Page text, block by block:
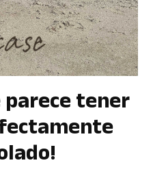
parece tener